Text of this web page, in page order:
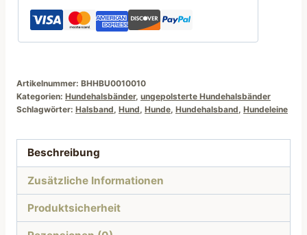
cm
Beige
Menge
Artikelnummer: BHHBU0010010
Kategorien: Hundehalsbänder, ungepolsterte Hundehalsbänder
Schlagwörter: Halsband, Hund, Hunde, Hundehalsband, Hundeleine
Beschreibung
Zusätzliche Informationen
Produktsicherheit